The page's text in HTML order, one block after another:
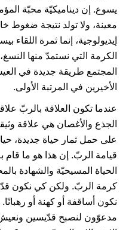
يسوع. إن ديناميكيّة محبّة
معينة، ولا تولد نتيجة ضغوط
إيديولوجية، إنما ثمرة اللقاء
الكرمة التي نستمدّ منها
المجتمع طريقة جديدة في
الأخيرين في المرتبة الأولى.
عندما تكون العلاقة بالربّ
الجذع والأغصان هي علاقة
على حمل ثمار حياة جديدة،
قيامة الربّ. إن هذا هو ما قام
الحياة المسيحيّة والشهادة
كرمة الربّ. ولكن كي نكون
نكون أساقفة أو كهنة أو
مدعوّون لنصبح قدّيسين